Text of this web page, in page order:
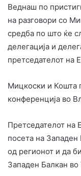
Веднаш по
на разговори со
средба по што ќе
делегација и
претседателот на
Мицкоски и Кошта
конференција во
Претседателот на
посета на Западен
од регионот и да
Западен Балкан во